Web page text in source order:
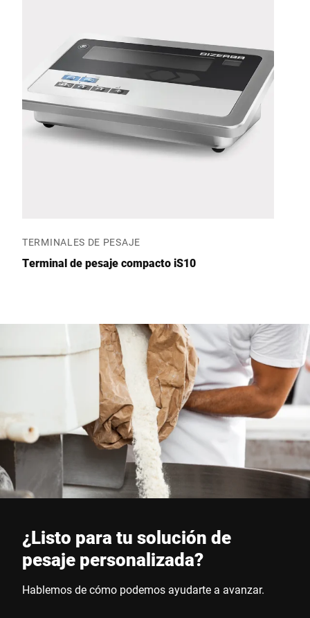
TERMINALES DE PESAJE
Terminal de pesaje compacto iS10
¿Listo para tu solución de
pesaje personalizada?
Hablemos de cómo podemos ayudarte a avanzar.